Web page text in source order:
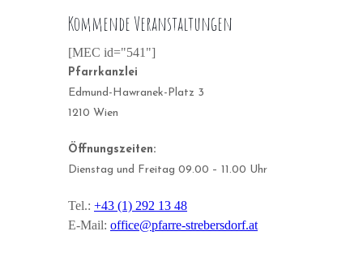
Kommende Veranstaltungen
[MEC id="541"]
Pfarrkanzlei
Edmund-Hawranek-Platz 3
1210 Wien
Öffnungszeiten:
Dienstag und Freitag 09.00 – 11.00 Uhr
Tel.: +43 (1) 292 13 48
E-Mail: office@pfarre-strebersdorf.at